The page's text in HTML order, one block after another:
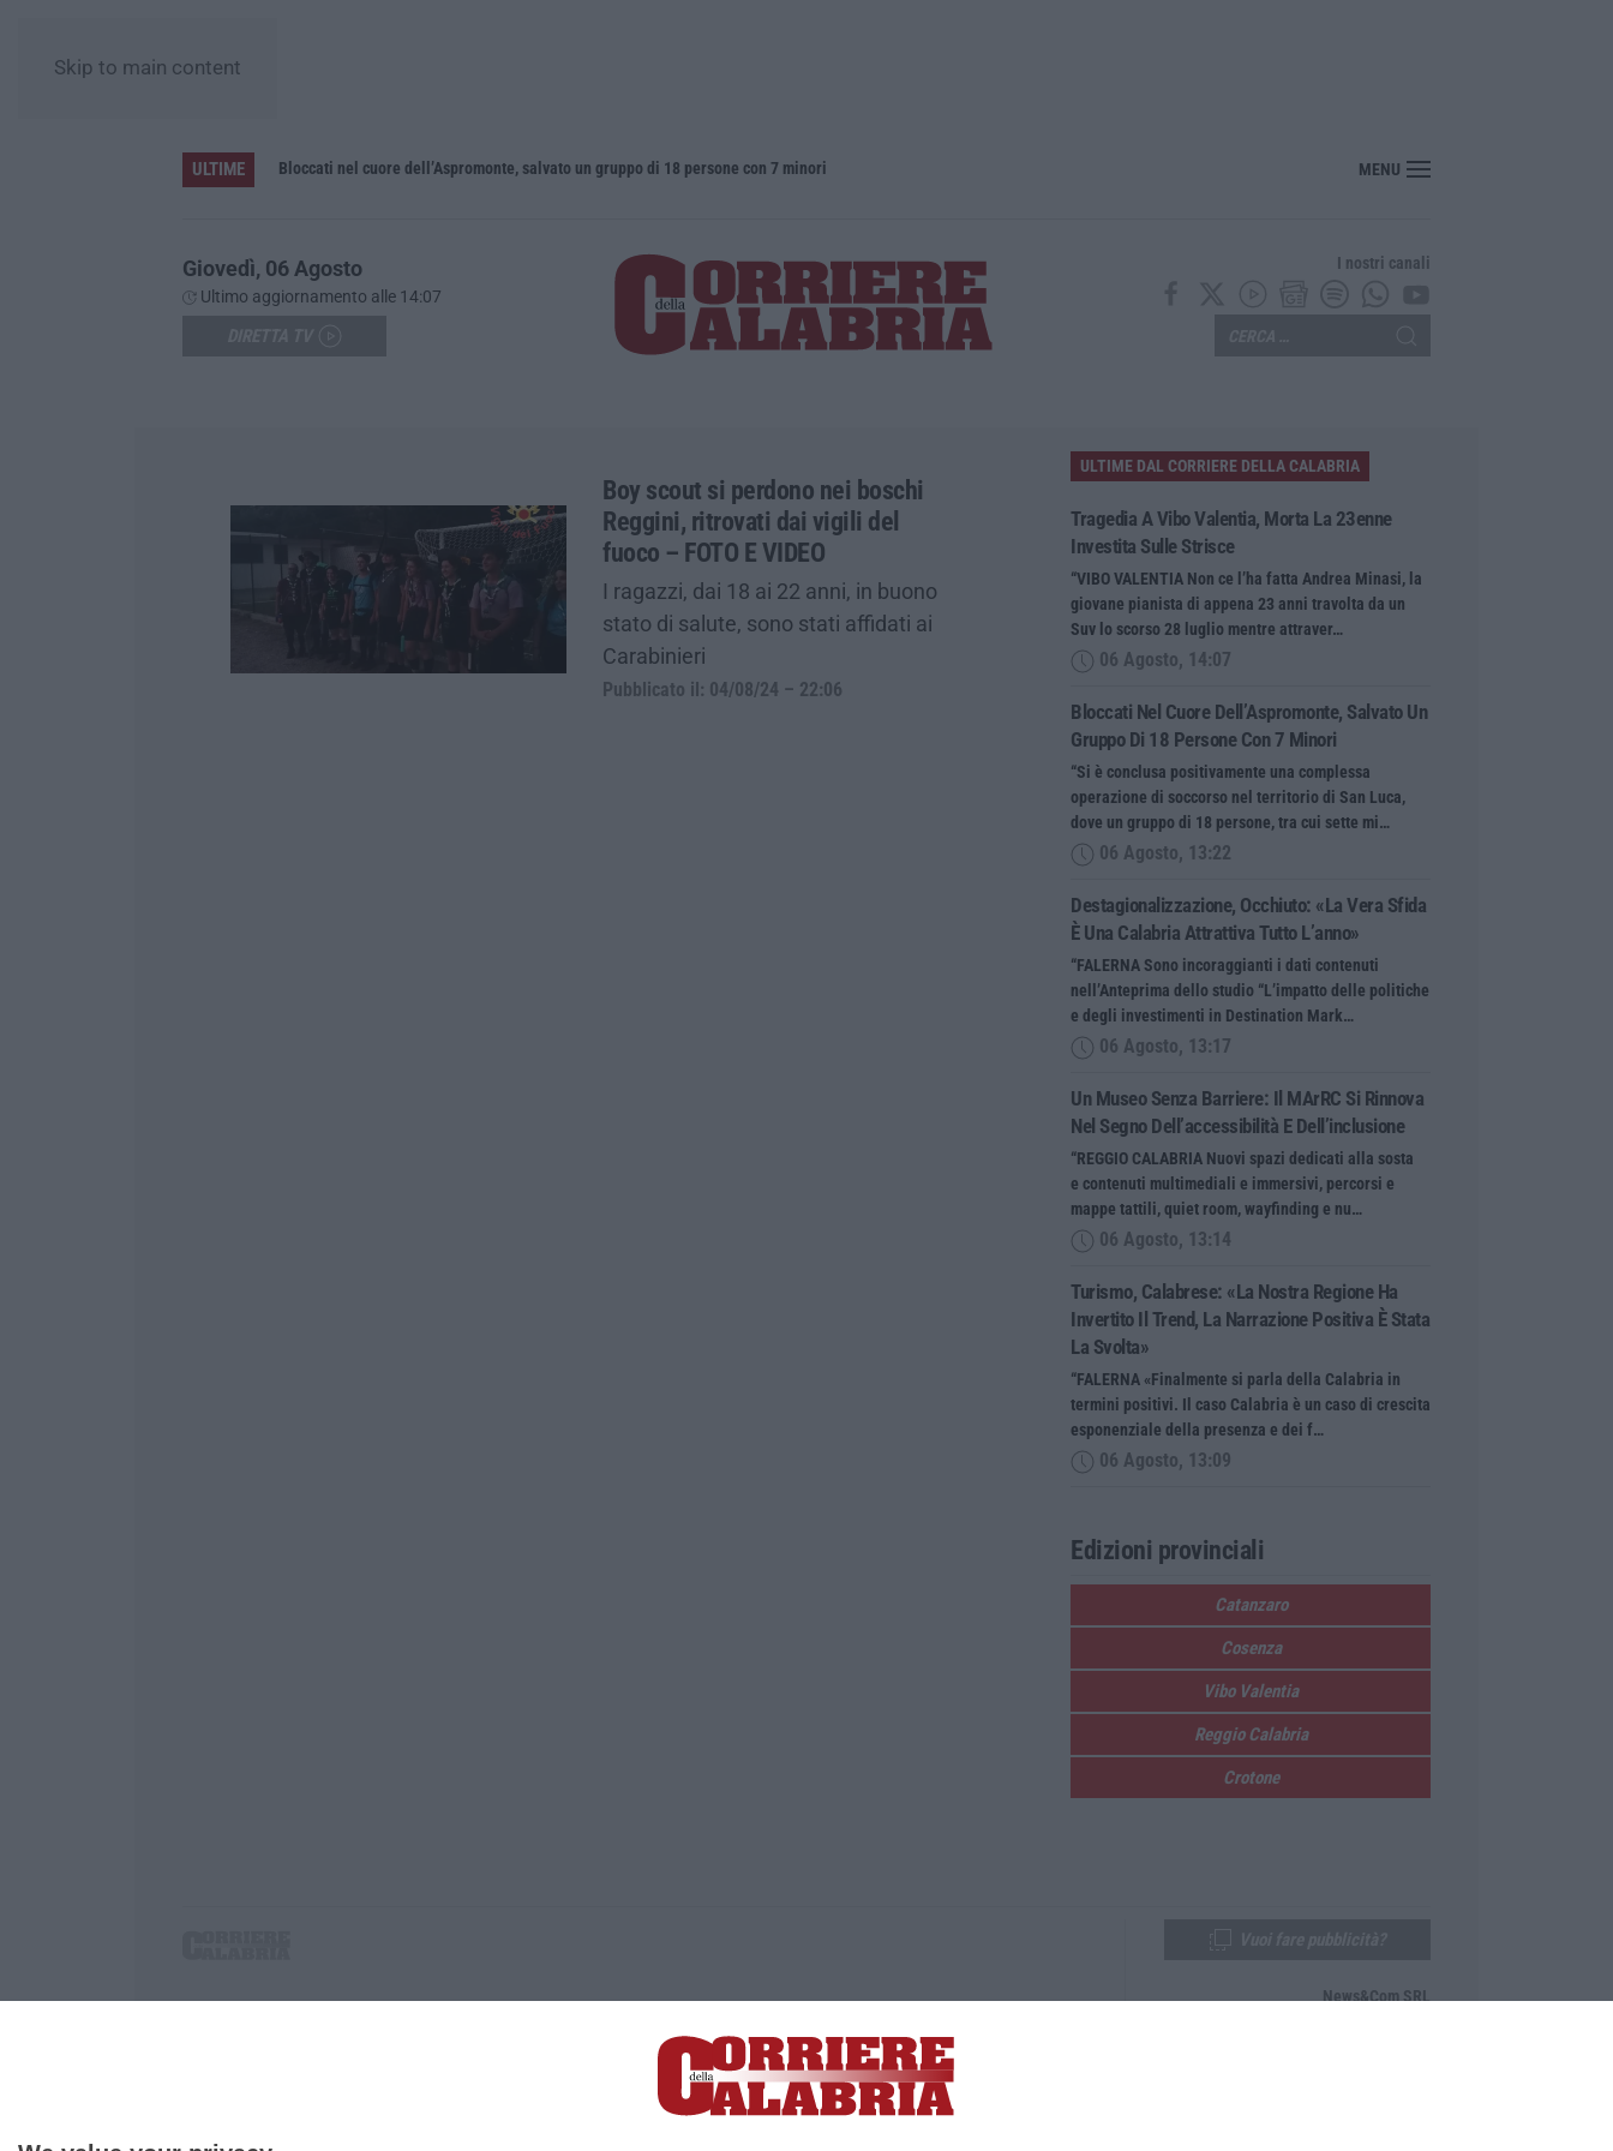
Skip to main content
ULTIME Bloccati nel cuore dell’Aspromonte, salvato un gruppo di 18 persone con 7 minori Destagionalizzazione, Occhiuto: «La vera sfida è una Calabria attrattiva tutto l’anno»
MENU
Giovedì, 06 Agosto
Ultimo aggiornamento alle 14:07
I nostri canali
Boy scout si perdono nei boschi
Reggini, ritrovati dai vigili del
fuoco – FOTO E VIDEO
I ragazzi, dai 18 ai 22 anni, in buono
stato di salute, sono stati affidati ai
Carabinieri
Pubblicato il: 04/08/24 – 22:06
ULTIME DAL CORRIERE DELLA CALABRIA
Tragedia A Vibo Valentia, Morta La 23enne
Investita Sulle Strisce
“VIBO VALENTIA Non ce l’ha fatta Andrea Minasi, la
giovane pianista di appena 23 anni travolta da un
Suv lo scorso 28 luglio mentre attraver…
06 Agosto, 14:07
Bloccati Nel Cuore Dell’Aspromonte, Salvato Un
Gruppo Di 18 Persone Con 7 Minori
“Si è conclusa positivamente una complessa
operazione di soccorso nel territorio di San Luca,
dove un gruppo di 18 persone, tra cui sette mi…
06 Agosto, 13:22
Destagionalizzazione, Occhiuto: «La Vera Sfida
È Una Calabria Attrattiva Tutto L’anno»
“FALERNA Sono incoraggianti i dati contenuti
nell’Anteprima dello studio “L’impatto delle politiche
e degli investimenti in Destination Mark…
06 Agosto, 13:17
Un Museo Senza Barriere: Il MArRC Si Rinnova
Nel Segno Dell’accessibilità E Dell’inclusione
“REGGIO CALABRIA Nuovi spazi dedicati alla sosta
e contenuti multimediali e immersivi, percorsi e
mappe tattili, quiet room, wayfinding e nu…
06 Agosto, 13:14
Turismo, Calabrese: «La Nostra Regione Ha
Invertito Il Trend, La Narrazione Positiva È Stata
La Svolta»
“FALERNA «Finalmente si parla della Calabria in
termini positivi. Il caso Calabria è un caso di crescita
esponenziale della presenza e dei f…
06 Agosto, 13:09
Edizioni provinciali
Catanzaro
Cosenza
Vibo Valentia
Reggio Calabria
Crotone
P.IVA. 03199620794, Via del mare 6/G, S.Eufemia, Lamezia Terme (CZ)
Iscrizione tribunale di Lamezia Terme 5/2011 - Direttore responsabile Paola Militano |Privacy
News&Com SRL